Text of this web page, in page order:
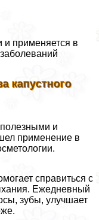
и применяется в
капустного
и
применение в
справиться с
Ежедневный
зубы, улучшает